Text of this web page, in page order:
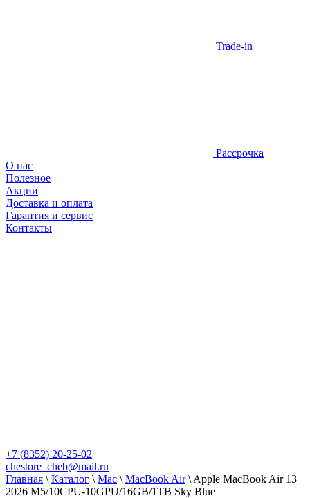
Trade-in
Рассрочка
О нас
Полезное
Акции
Доставка и оплата
Гарантия и сервис
Контакты
+7 (8352) 20-25-02
chestore_cheb@mail.ru
Главная \ Каталог \ Mac \ MacBook Air\ Apple MacBook Air 13
2026 M5/10CPU-10GPU/16GB/1TB Sky Blue